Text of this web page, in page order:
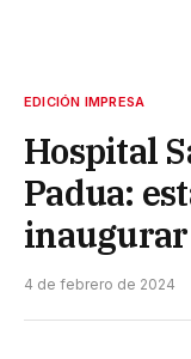
EDICIÓN IMPRESA
Hospital
Padua:
4 de febrero de 2024